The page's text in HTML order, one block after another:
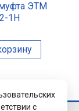
ЭТМ
1Н
с